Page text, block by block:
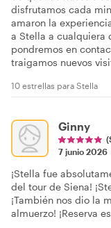
disfrutamos cada
amaron la
a Stella a cualquiera
pondremos en
traigamos nuevos
10 estrellas para Stella
Ginny
7 junio 2026
¡Stella fue
del tour de Siena!
¡También nos dio la
almuerzo! ¡Reserva